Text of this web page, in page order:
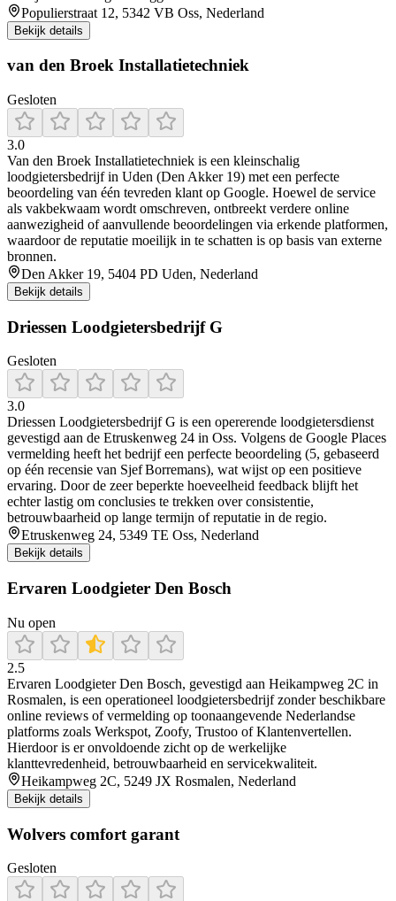
Populierstraat 12, 5342 VB Oss, Nederland
Bekijk details
van den Broek Installatietechniek
Gesloten
3.0
Van den Broek Installatietechniek is een kleinschalig
loodgietersbedrijf in Uden (Den Akker 19) met een perfecte
beoordeling van één tevreden klant op Google. Hoewel de service
als vakbekwaam wordt omschreven, ontbreekt verdere online
aanwezigheid of aanvullende beoordelingen via erkende platformen,
waardoor de reputatie moeilijk in te schatten is op basis van externe
bronnen.
Den Akker 19, 5404 PD Uden, Nederland
Bekijk details
Driessen Loodgietersbedrijf G
Gesloten
3.0
Driessen Loodgietersbedrijf G is een opererende loodgietersdienst
gevestigd aan de Etruskenweg 24 in Oss. Volgens de Google Places
vermelding heeft het bedrijf een perfecte beoordeling (5, gebaseerd
op één recensie van Sjef Borremans), wat wijst op een positieve
ervaring. Door de zeer beperkte hoeveelheid feedback blijft het
echter lastig om conclusies te trekken over consistentie,
betrouwbaarheid op lange termijn of reputatie in de regio.
Etruskenweg 24, 5349 TE Oss, Nederland
Bekijk details
Ervaren Loodgieter Den Bosch
Nu open
2.5
Ervaren Loodgieter Den Bosch, gevestigd aan Heikampweg 2C in
Rosmalen, is een operationeel loodgietersbedrijf zonder beschikbare
online reviews of vermelding op toonaangevende Nederlandse
platforms zoals Werkspot, Zoofy, Trustoo of Klantenvertellen.
Hierdoor is er onvoldoende zicht op de werkelijke
klanttevredenheid, betrouwbaarheid en servicekwaliteit.
Heikampweg 2C, 5249 JX Rosmalen, Nederland
Bekijk details
Wolvers comfort garant
Gesloten